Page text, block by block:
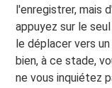
l'enregistrer, mais
appuyez sur le
le déplacer vers
bien, à ce stade,
ne vous inquiétez